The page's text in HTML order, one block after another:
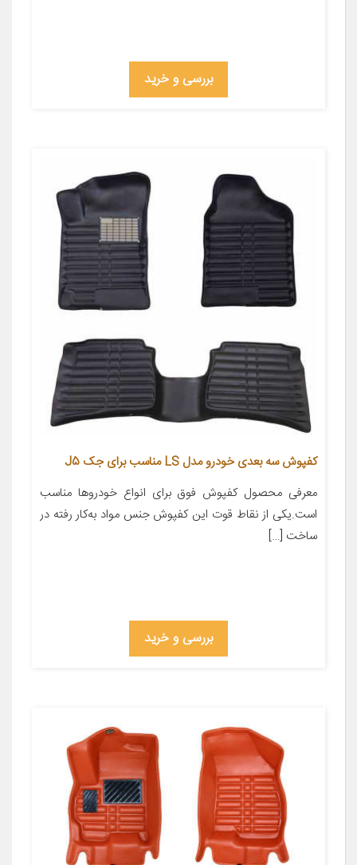
بررسی و خرید
کفپوش سه بعدی خودرو مدل LS مناسب برای جک J5
معرفی محصول کفپوش فوق برای انواع خودروها مناسب
است.یکی از نقاط قوت این کفپوش جنس مواد به‌کار رفته در
ساخت […]
بررسی و خرید